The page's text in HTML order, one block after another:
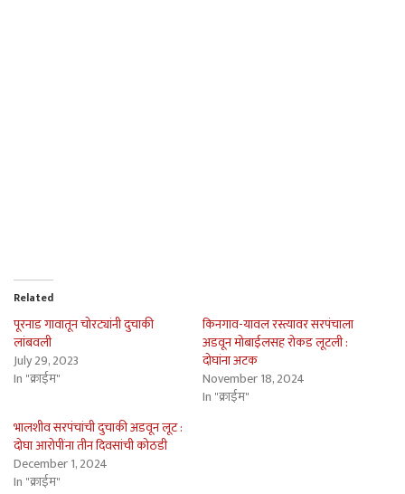
Related
पूरनाड गावातून चोरट्यांनी दुचाकी
लांबवली
July 29, 2023
In "क्राईम"
किनगाव-यावल रस्त्यावर सरपंचाला
अडवून मोबाईलसह रोकड लूटली :
दोघांना अटक
November 18, 2024
In "क्राईम"
भालशीव सरपंचांची दुचाकी अडवून लूट :
दोघा आरोपींना तीन दिवसांची कोठडी
December 1, 2024
In "क्राईम"